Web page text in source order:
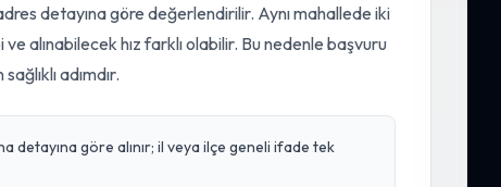
detayına göre değerlendirilir. Aynı mahallede iki
alınabilecek hız farklı olabilir. Bu nedenle başvuru
adımdır.
detayına göre alınır; il veya ilçe geneli ifade tek